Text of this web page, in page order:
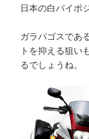
日本の白バイポ
ガラパゴスであ
トを抑える狙い
るでしょうね。